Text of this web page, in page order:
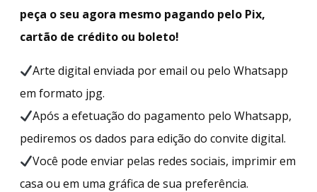
peça o seu agora mesmo pagando pelo Pix,
cartão de crédito ou boleto!
Arte digital enviada por email ou pelo Whatsapp
em formato jpg.
Após a efetuação do pagamento pelo Whatsapp,
pediremos os dados para edição do convite digital.
Você pode enviar pelas redes sociais, imprimir em
casa ou em uma gráfica de sua preferência.